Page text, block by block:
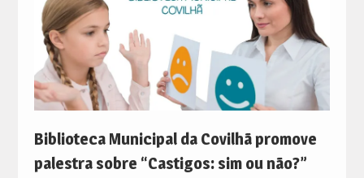
Biblioteca Municipal da Covilhã promove
palestra sobre “Castigos: sim ou não?”